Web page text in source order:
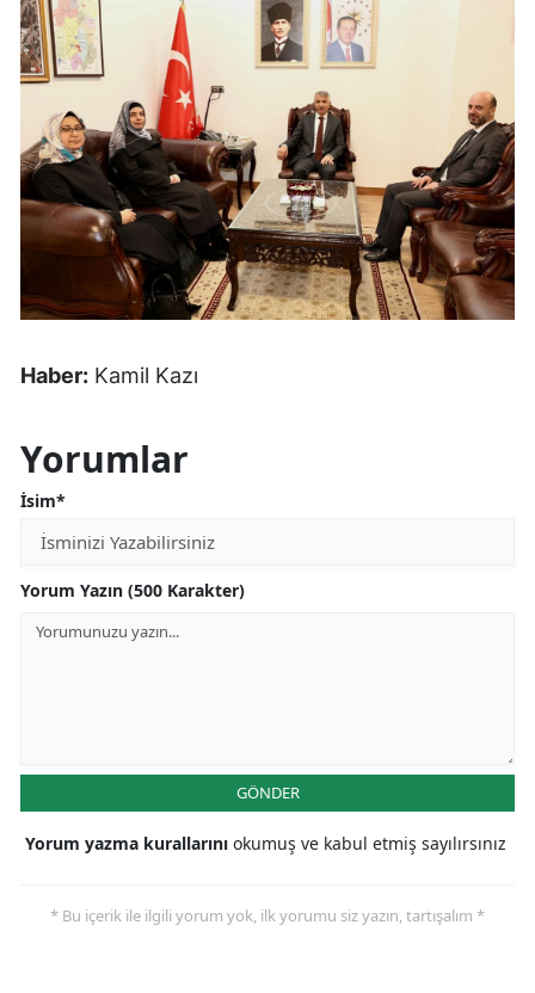
Haber: Kamil Kazı
Yorumlar
İsim*
Yorum Yazın (500 Karakter)
GÖNDER
Yorum yazma kurallarını okumuş ve kabul etmiş sayılırsınız
* Bu içerik ile ilgili yorum yok, ilk yorumu siz yazın, tartışalım *